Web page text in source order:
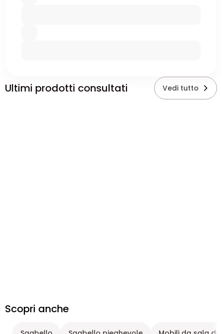
Ultimi prodotti consultati Vedi tutto
Scopri anche